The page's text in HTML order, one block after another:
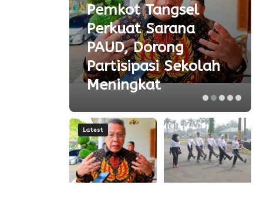
Pemkot Tangsel
Perkuat Sarana
PAUD, Dorong
Partisipasi Sekolah
Meningkat
Latest